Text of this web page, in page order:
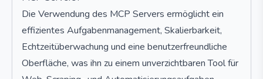
Die Verwendung des MCP Servers ermöglicht ein
effizientes Aufgabenmanagement, Skalierbarkeit,
Echtzeitüberwachung und eine benutzerfreundliche
Oberfläche, was ihn zu einem unverzichtbaren Tool für